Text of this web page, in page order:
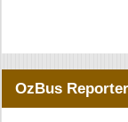
OzBus Reporter